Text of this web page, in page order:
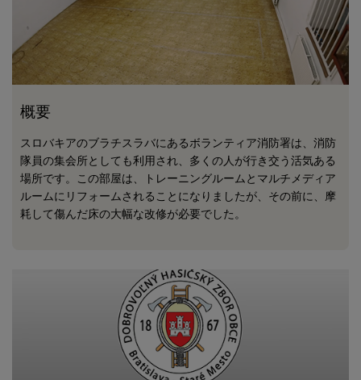
概要
スロバキアのブラチスラバにあるボランティア消防署は、消防
隊員の集会所としても利用され、多くの人が行き交う活気ある
場所です。この部屋は、トレーニングルームとマルチメディア
ルームにリフォームされることになりましたが、その前に、摩
耗して傷んだ床の大幅な改修が必要でした。